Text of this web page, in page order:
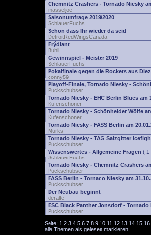
Chemnitz Crashers - Tornado Niesky
masseljoe
Saisonumfrage 2019/2020
SchlauerFuchs
Schön dass Ihr wieder da seid
DetroitRedWingsCanada
Frýdlant
Buhli
Gewinnspiel - Meister 2019
SchlauerFuchs
Pokalfinale gegen die Rockets aus
conny59
Playoff-Finale, Tornado Niesky -
Puckschubser
Tornado Niesky - EHC Berlin Blues am
Kufenschoner
Tornado Niesky - Schönheider Wölfe
Kufenschoner
Tornado Niesky - FASS Berlin am
Murks
Tornado Niesky - TAG Salzgitter
Puckschubser
Wissenswertes - Allgemeine Fragen ( 1
SchlauerFuchs
Tornado Niesky - Chemnitz Crashers
Puckschubser
FASS Berlin - Tornado Niesky am
Puckschubser
Der Neubau beginnt
deralte
ESC Black Panther Jonsdorf - Tornado
Puckschubser
Seite: 1 2 3 4 5 6 7 8 9 10 11 12 13 14 15 16
alle Themen als gelesen markieren